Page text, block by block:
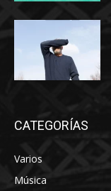
CATEGORÍAS
Varios
Música